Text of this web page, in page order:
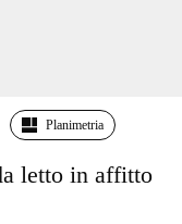
Planimetria
letto in affitto